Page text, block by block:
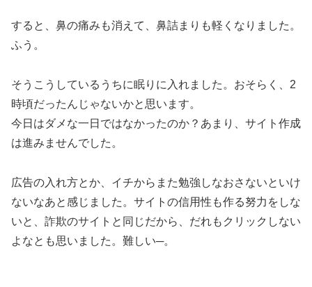
すると、鼻の痛みも消えて、鼻詰まりも軽くなりました。
ふう。
そうこうしているうちに眠りに入れました。おそらく、2
時頃だったんじゃないかと思います。
今日はダメな一日ではなかったのか？あまり、サイト作成
は進みませんでした。
広告の入れ方とか、イチからまた勉強しなおさないといけ
ないなあと感じました。サイトの信用性も作る努力をしな
いと、詐欺のサイトと同じだから、だれもクリックしない
よなとも思いました。難しい─。